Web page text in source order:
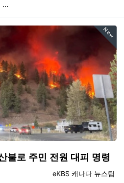
…
New
불로 주민 전원 대피 명령
등록자
eKBS 캐나다 뉴스팀